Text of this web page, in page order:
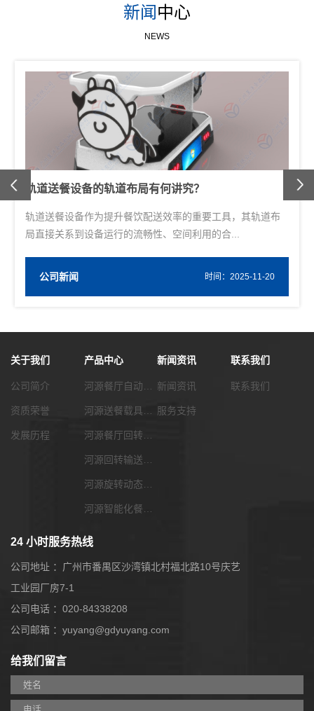
新闻 中心
NEWS
Previous
轨道送餐设备的轨道布局有何讲究？
轨道送餐设备作为提升餐饮配送效率的重要工具，其轨道布
局直接关系到设备运行的流畅性、空间利用的合...
公司新闻 时间：2025-11-20
关于我们
公司简介
资质荣誉
发展历程
产品中心 新闻资讯
新闻资讯
服务支持
联系我们
联系我们
24 小时服务热线
公司地址 ：广州市番禺区沙湾镇北村福北路10号庆艺
工业园厂房7-1
公司电话 ：020-84338208
公司邮箱 ：yuyang@gdyuyang.com
给我们留言